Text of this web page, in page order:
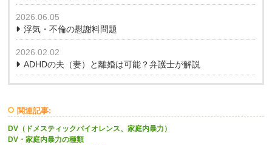
2026.06.05
浮気・不倫の慰謝料問題
2026.02.02
ADHDの夫（妻）と離婚は可能？弁護士が解説
関連記事:
DV（ドメスティックバイオレンス、家庭内暴力）
DV・家庭内暴力の種類